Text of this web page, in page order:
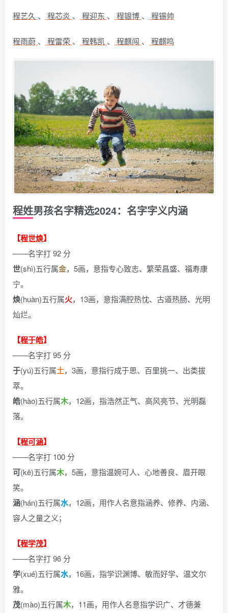
程艺久 、 程芯炎 、 程迎东 、 程银博 、 程锡帅
程雨蔚 、 程雷荣 、 程韩凯 、 程麒闯 、 程麒鸣
程姓男孩名字精选2024：名字字义内涵
【程世焕】
——名字打 92 分
世(shì)五行属金，5画，意指专心致志、繁荣昌盛、福寿康
宁。
焕(huàn)五行属火，13画，意指满腔热忱、古道热肠、光明
灿烂。
【程于皓】
——名字打 95 分
于(yú)五行属土，3画，意指行成于思、百里挑一、出类拔
萃。
皓(hào)五行属木，12画，指浩然正气、高风亮节、光明磊
落。
【程可涵】
——名字打 100 分
可(kě)五行属木，5画，意指温婉可人、心地善良、眉开眼
笑。
涵(hán)五行属水，12画，用作人名意指涵养、修养、内涵、
容人之量之义；
【程学茂】
——名字打 96 分
学(xué)五行属水，16画，指学识渊博、敏而好学、温文尔
雅。
茂(mào)五行属木，11画，用作人名意指学识广、才德兼